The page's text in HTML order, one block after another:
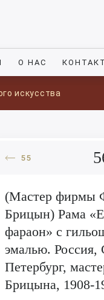
О НАС
искусства
55
(Мастер фирмы
Брицын) Рама
фараон» с
эмалью. Россия,
Петербург,
Брицына, 1908-